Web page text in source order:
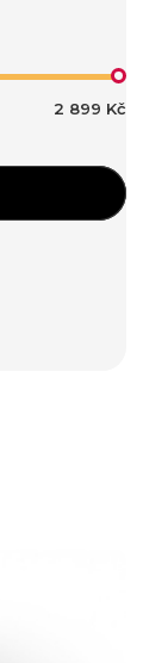
2 899 Kč